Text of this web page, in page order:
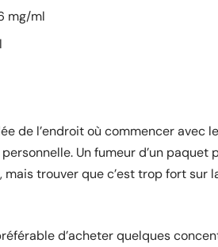
mg/ml
de l’endroit où commencer avec
Un fumeur d’un paquet
trouver que c’est trop fort sur
d’acheter quelques